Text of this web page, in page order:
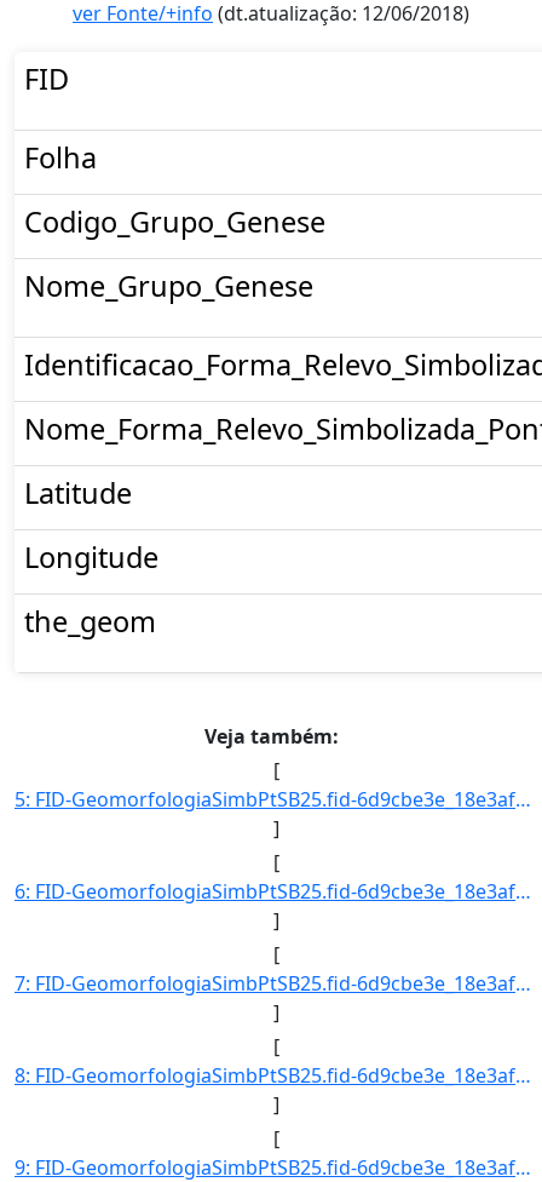
ver Fonte/+info (dt.atualização: 12/06/2018)
FID
Folha
Codigo_Grupo_Genese
Nome_Grupo_Genese
Latitude
Longitude
the_geom
Veja também:
[
5: FID-GeomorfologiaSimbPtSB25.fid-6d9cbe3e_18e3af5da6c_29de-Folha-SB25-Codigo_Grupo_Genese-1-Nome_Grup]
]
[
6: FID-GeomorfologiaSimbPtSB25.fid-6d9cbe3e_18e3af5da6c_29df-Folha-SB25-Codigo_Grupo_Genese-1-Nome_Grup]
]
[
7: FID-GeomorfologiaSimbPtSB25.fid-6d9cbe3e_18e3af5da6c_29e0-Folha-SB25-Codigo_Grupo_Genese-1-Nome_Grup]
]
[
8: FID-GeomorfologiaSimbPtSB25.fid-6d9cbe3e_18e3af5da6c_29e1-Folha-SB25-Codigo_Grupo_Genese-1-Nome_Grup]
]
[
9: FID-GeomorfologiaSimbPtSB25.fid-6d9cbe3e_18e3af5da6c_29e2-Folha-SB25-Codigo_Grupo_Genese-1-Nome_Grup]